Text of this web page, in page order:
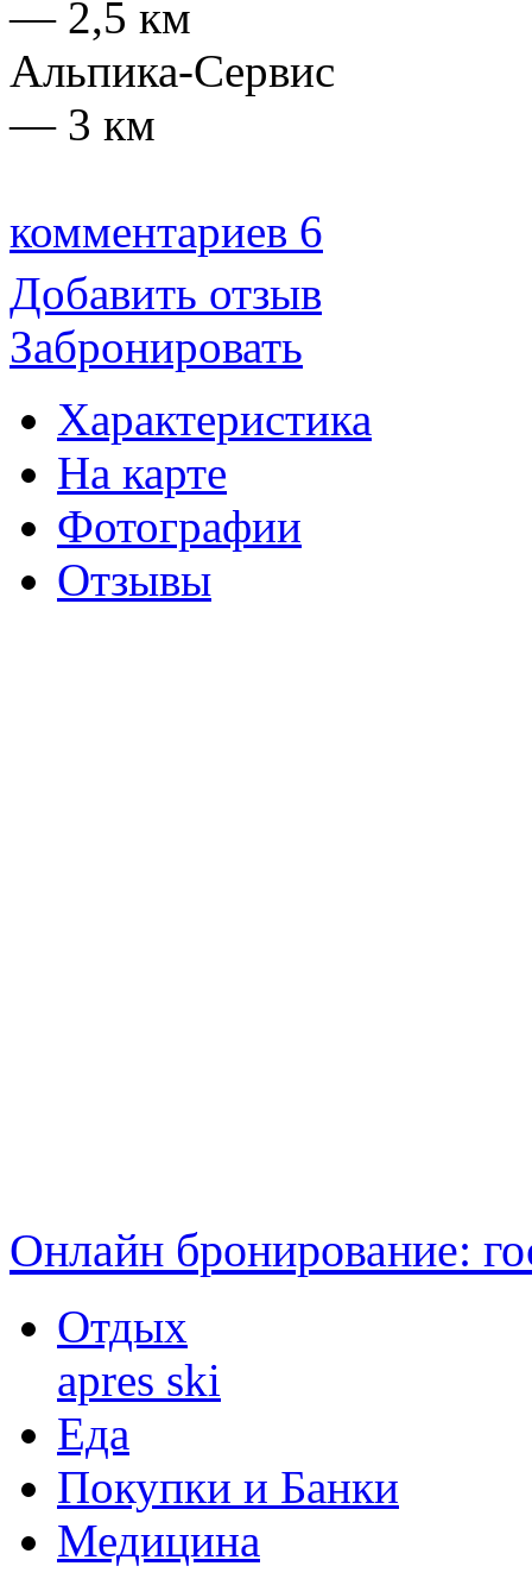
— 2,5 км
Альпика-Сервис
— 3 км
комментариев 6
Добавить отзыв
Забронировать
Характеристика
На карте
Фотографии
Отзывы
Онлайн бронирование:
Отдых
apres ski
Еда
Покупки и Банки
Медицина